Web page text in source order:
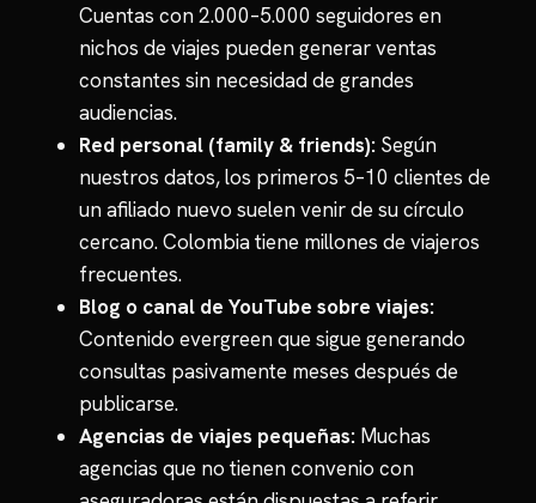
Cuentas con 2.000–5.000 seguidores en
nichos de viajes pueden generar ventas
constantes sin necesidad de grandes
audiencias.
Red personal (family & friends): Según
nuestros datos, los primeros 5–10 clientes de
un afiliado nuevo suelen venir de su círculo
cercano. Colombia tiene millones de viajeros
frecuentes.
Blog o canal de YouTube sobre viajes:
Contenido evergreen que sigue generando
consultas pasivamente meses después de
publicarse.
Agencias de viajes pequeñas: Muchas
agencias que no tienen convenio con